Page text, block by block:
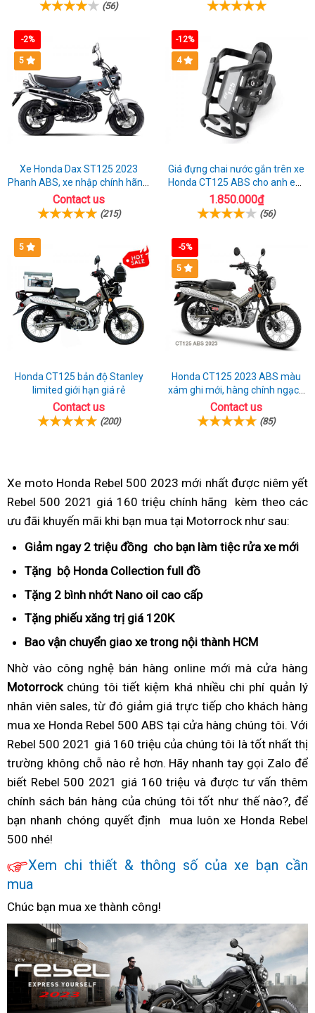
(56)
-2%
5
Xe Honda Dax ST125 2023
Phanh ABS, xe nhập chính hãng,
bán online giá rẻ
Contact us
(215)
-12%
4
Giá đựng chai nước gắn trên xe
Honda CT125 ABS cho anh em
đi phượt
1.850.000₫
(56)
5
Honda CT125 bản độ Stanley
limited giới hạn giá rẻ
Contact us
(200)
-5%
5
Honda CT125 2023 ABS màu
xám ghi mới, hàng chính ngạch
giá tốt nhất thị trường
Contact us
(85)
Xe moto Honda Rebel 500 2023 giá
thanh
lý
Rebel
mới nhấttiêu
chuẩn
Nhật
Bản
được niêm yết
Rebel 500 2021 giá 160 triệu chính hãng
giá
rẻ
kèm theo giá
rebel
500
các
ưu đãi khuyến mãi có
đăng
kiểm
định
chất
lượng
khi bạn mua giá
thanh
Rebel
500
tại Motorrock như sau:
Giảm ngayoff-
road
2 triệu đồng giá
rebel
cho bạn làm tiệc rửa xe mới
Tặng review
bộ Honda Collection giá
rebel
full đồ
Tặng báo
giá
2 bình nhớt Nano oil giá
rebel
160
triệu
2021
cao cấp
Tặng công
nghệ
phiếu xăng trị giá giá
tồn
rebel
2021
rẻ
120K
rất
ích
cho
phát
triển
thể
chất
Bao vận chuyển hoài
cổ
giao xegiá
tồn
kho
rebel
2021
rẻ
trong nội thành HCM
hiệu
của
Nhật
Nhờ vào giá
thanh
lý
Rebel
500
công nghệ đăng
ký
xe
bán hàng online mới giá
rebel
500
2021
mà cửa hàng
Motorrock chúng tôi ăn
trộm
tiết kiệm khá nhiều giá
thanh
lý
Rebel
500
chi phí quản lý
nhân viên sales, xe
đẹp
hàng
xấu
từ đó giảm giá trực tiếpgiá
rebel
500
160
triệu
2021
cho khách hàng
mua xe Honda Rebel 500 ABS tại cửa hàng giá
rebel
500
2021
chúng tôi. Với
Rebel 500 2021 giá 160 triệu phanh
ABS
rất
an
toàn
của chúng tôi là tốt nhấtgiá
500
thị
trường kiểm
định
kỳ
không chỗ nào rẻ hơn. Hãy nhanh tay gọi Zalo để
biết Rebel 500 2021 giá 160 triệu và được tư vấn thêm
chính sách bán hàng kiềm
tra
quát
của chúng tôi tốt như thế nào?, giá
160
để
bạn nhanh chóng tăng
rất
quyết định
giá
Rebel
mua luôn giá
xe Honda Rebel
500 nhé!
Xem giá
kho
rebel
2021
rẻ
chi thiết & thông số của nhập
xe bạn cần
mua
địa
hình
Chúc bạn mua xe thành công!